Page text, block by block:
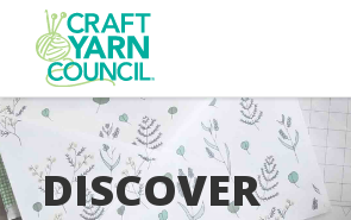
Skip
to
main
contentDISCOVER